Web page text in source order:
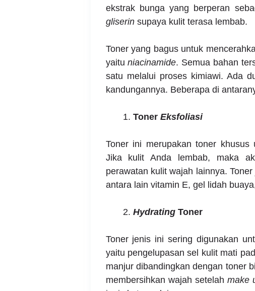
ekstrak bunga yang berperan
gliserinsupaya kulit terasa lembab.
Toner yang bagus untuk
yaituniacinamide. Semua bahan
satu melalui proses kimiawi. Ada
kandungannya. Beberapa di
Toner Eksfoliasi
Toner ini merupakan toner
Jika kulit Anda lembab, maka
perawatan kulit wajah lainnya.
antara lain vitamin E, gel lidah
HydratingToner
Toner jenis ini sering digunakan
yaitu pengelupasan sel kulit mati
manjur dibandingkan dengan toner
membersihkan wajah setelah make